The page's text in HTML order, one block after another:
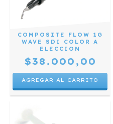
COMPOSITE FLOW 1G
WAVE SDI COLOR A
ELECCION
$38.000,00
AGREGAR AL CARRITO